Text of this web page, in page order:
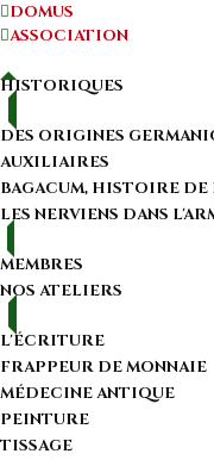
DOMUS
ASSOCIATION
HISTORIQUES
DES ORIGINES
AUXILIAIRES
BAGACUM, HISTOIRE
LES NERVIENS DANS
MEMBRES
NOS ATELIERS
L'ÉCRITURE
FRAPPEUR DE MONNAIE
MÉDECINE ANTIQUE
PEINTURE
TISSAGE